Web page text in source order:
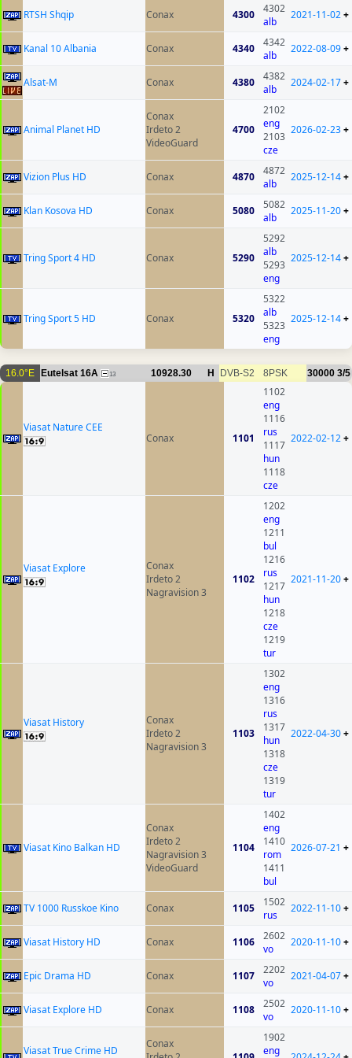
RTSH Shqip Conax 4300
4302
alb
2021-11-02+
Kanal 10 Albania Conax 4340
4342
alb
2022-08-09+
Alsat-M Conax 4380
4382
alb
2024-02-17+
Animal Planet HD
Conax
Irdeto 2
VideoGuard
4700
2102
eng
2103
cze
2026-02-23+
Vizion Plus HD Conax 4870
4872
alb
2025-12-14+
Klan Kosova HD Conax 5080
5082
alb
2025-11-20+
Tring Sport 4 HD Conax 5290
5292
alb
5293
eng
2025-12-14+
Tring Sport 5 HD Conax 5320
5322
alb
5323
eng
2025-12-14+
16.0°E Eutelsat 16A 13 10928.30 H DVB-S2 8PSK 30000 3/5
Viasat Nature CEE
Conax
1101
1102
eng
1116
rus
1117
hun
1118
cze
2022-02-12+
Viasat Explore
Conax
Irdeto 2
Nagravision 3
1102
1202
eng
1211
bul
1216
rus
1217
hun
1218
cze
1219
tur
2021-11-20+
Viasat History
Conax
Irdeto 2
Nagravision 3
1103
1302
eng
1316
rus
1317
hun
1318
cze
1319
tur
2022-04-30+
Viasat Kino Balkan HD
Conax
Irdeto 2
Nagravision 3
VideoGuard
1104
1402
eng
1410
rom
1411
bul
2026-07-21 +
TV 1000 Russkoe Kino Conax 1105
1502
rus
2022-11-10+
Viasat History HD Conax 1106
2602
vo
2020-11-10+
Epic Drama HD Conax 1107
2202
vo
2021-04-07+
Viasat Explore HD Conax 1108
2502
vo
2020-11-10+
Viasat True Crime HD
Conax
1902
eng